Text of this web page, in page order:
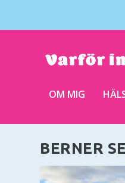
OM MIG
BERNER